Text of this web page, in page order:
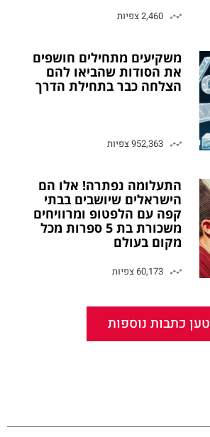
2,460 צפיות
משקיעים מתחילים חושפים
את הסודות שהביאו להם
הצלחה כבר בתחילת הדרך
952,363 צפיות
התעלומה נפתרה! אלו הם
הישראלים שיושבים בבתי
קפה עם הלפטופ ומרוויחים
משכורת בת 5 ספרות מכל
מקום בעולם
60,173 צפיות
טען כתבות נוספות